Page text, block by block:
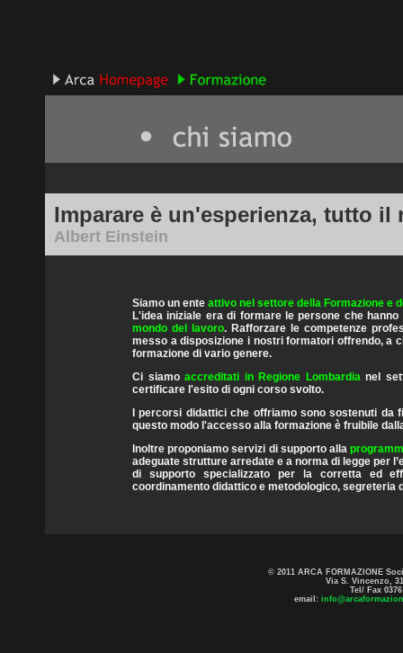
Imparare è un'esperienza, tutto
Albert Einstein
Siamo un ente attivo nel settore della Formazione e
L'idea iniziale era di formare le persone che
mondo del lavoro. Rafforzare le competenze
messo a disposizione i nostri formatori offrendo, a
formazione di vario genere.
Ci siamoaccreditati in Regione Lombardianel
certificare l'esito di ogni corso svolto.
I percorsi didattici che offriamo sono sostenuti da
questo modo l'accesso alla formazione è fruibile
Inoltre proponiamo servizi di supporto alla
adeguate strutture arredate e a norma di legge per
di supporto specializzato per la corretta ed
coordinamento didattico e metodologico, segreteria
© 2011 ARCA FORMAZIONE
Via S. Vincenzo,
Tel/ Fax
email: